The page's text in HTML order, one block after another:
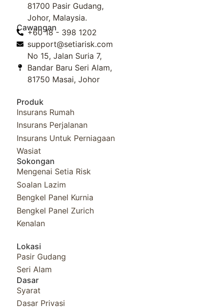
81700 Pasir Gudang,
Johor, Malaysia.
Cawangan
+60 18 - 398 1202
support@setiarisk.com
No 15, Jalan Suria 7,
Bandar Baru Seri Alam,
81750 Masai, Johor
Produk
Insurans Rumah
Insurans Perjalanan
Insurans Untuk Perniagaan
Wasiat
Sokongan
Mengenai Setia Risk
Soalan Lazim
Bengkel Panel Kurnia​
Bengkel Panel Zurich
Kenalan
Lokasi
Pasir Gudang
Seri Alam
Dasar
Syarat
Dasar Privasi